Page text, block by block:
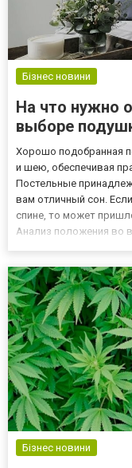
Бізнес новини
На что нужно
выборе
Хорошо подобранная
и шею, обеспечивая
Постельные
вам отличный сон.
спине, то может
Анализ положения во
вы...
Бізнес новини